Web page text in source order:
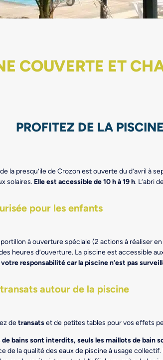
COUVERTE ET
PROFITEZ DE LA PISCINE
la presqu’ile de Crozon est ouverte du d’avril à
solaires. Elle est accessible de 10 h à 19 h. L’abri
pour les enfants
à ouverture spéciale (2 actions à réaliser
heures d’ouverture. La piscine est accessible
responsabilité car la piscine n’est pas
autour de la piscine
detransatset de petites tables pour vos effets
bains sont interdits, seuls les maillots de bain
de la qualité des eaux de piscine à usage